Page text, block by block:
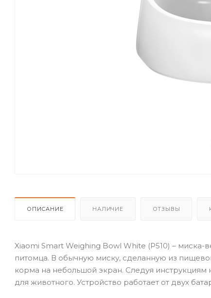
ОПИСАНИЕ НАЛИЧИЕ ОТЗЫВЫ
Xiaomi Smart Weighing Bowl White (P510) –
питомца. В обычную миску, сделанную из
корма на небольшой экран. Следуя
для животного. Устройство работает от двух